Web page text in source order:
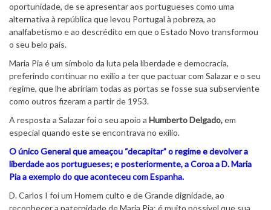
oportunidade, de se apresentar aos portugueses como uma
alternativa à república que levou Portugal à pobreza, ao
analfabetismo e ao descrédito em que o Estado Novo transformou
o seu belo país.
Maria Pia é um símbolo da luta pela liberdade e democracia,
preferindo continuar no exílio a ter que pactuar com Salazar e o seu
regime, que lhe abririam todas as portas se fosse sua subserviente
como outros fizeram a partir de 1953.
A resposta a Salazar foi o seu apoio a Humberto Delgado,em
especial quando este se encontrava no exílio.
O único General que ameaçou “decapitar” o regime e devolver a
liberdade aos portugueses; e posteriormente, a Coroa a D. Maria
Pia a exemplo do que aconteceu com Espanha.
D. Carlos I foi um Homem culto e de Grande dignidade, ao
reconhecer a paternidade de Maria Pia; é muito possível que sua